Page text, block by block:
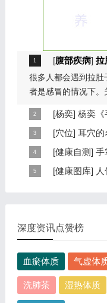
[腹部疾病] 拉
很多人都会遇到拉
者是感冒的情况下。
因为饮食问题，或者
[杨奕] 杨奕《
本页提供杨奕手到
6大章，66个小节的
区，以及自然疗法、
[穴位] 耳穴的
耳穴在耳郭的分布
个倒置在子宫内的胎
规律是，与面颊相应
[健康自测] 手
手掌发黄，一般是
[健康图库]
深度资讯点赞榜
血瘀体质 气虚体
洗肺茶 湿热体质